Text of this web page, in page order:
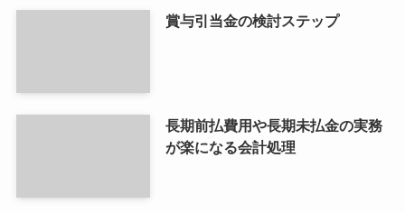
賞与引当金の検討ステップ
長期前払費用や長期未払金の実務
が楽になる会計処理